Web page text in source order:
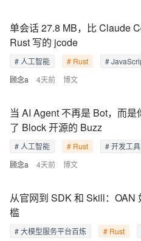
顾念a 4天前 博文
单会话 27.8 MB，比 Claude
Rust 写的 jcode
# 人工智能 # Rust #
顾念a 4天前 博文
当 AI Agent 不再是 Bot，而
了 Block 开源的 Buzz
# 人工智能 # Rust # 开发工具
从官网到 SDK 和 Skill：OAN
槛
# 大模型服务平台百炼 # Rust